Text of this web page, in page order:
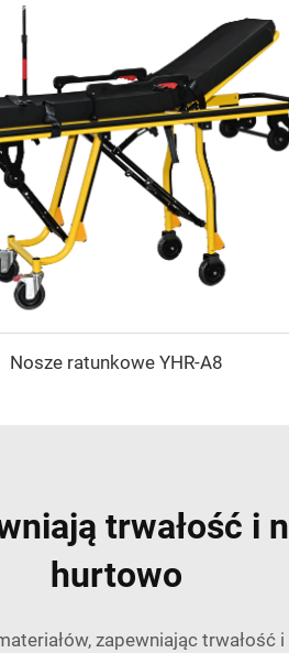
Nosze ratunkowe YHR-A8
trwałość i
hurtowo
zapewniając